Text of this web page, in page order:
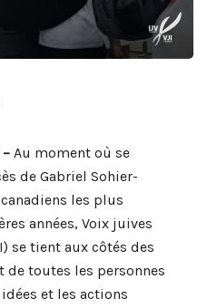
Au moment où se
de Gabriel Sohier-
les plus
années, Voix juives
se tient aux côtés des
de toutes les personnes
et les actions